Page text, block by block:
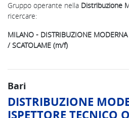
Gruppo operante nella Distribuzione
ricercare:
MILANO - DISTRIBUZIONE MODERNA
/ SCATOLAME (m/f)
Bari
DISTRIBUZIONE
ISPETTORE TECNICO